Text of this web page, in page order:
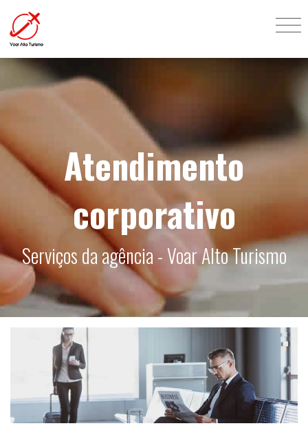
Atendimento
corporativo
Serviços da agência - Voar Alto Turismo